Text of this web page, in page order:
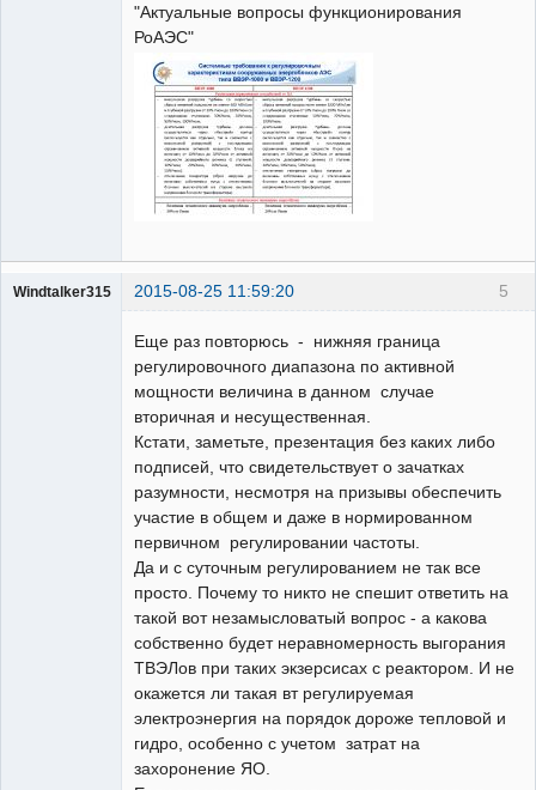
"Актуальные вопросы функционирования
РоАЭС"
5
Windtalker315 2015-08-25 11:59:20
Еще раз повторюсь - нижняя граница
регулировочного диапазона по активной
мощности величина в данном случае
вторичная и несущественная.
Кстати, заметьте, презентация без каких либо
подписей, что свидетельствует о зачатках
разумности, несмотря на призывы обеспечить
участие в общем и даже в нормированном
первичном регулировании частоты.
Да и с суточным регулированием не так все
просто. Почему то никто не спешит ответить на
такой вот незамысловатый вопрос - а какова
собственно будет неравномерность выгорания
ТВЭЛов при таких экзерсисах с реактором. И не
окажется ли такая вт регулируемая
электроэнергия на порядок дороже тепловой и
гидро, особенно с учетом затрат на
захоронение ЯО.